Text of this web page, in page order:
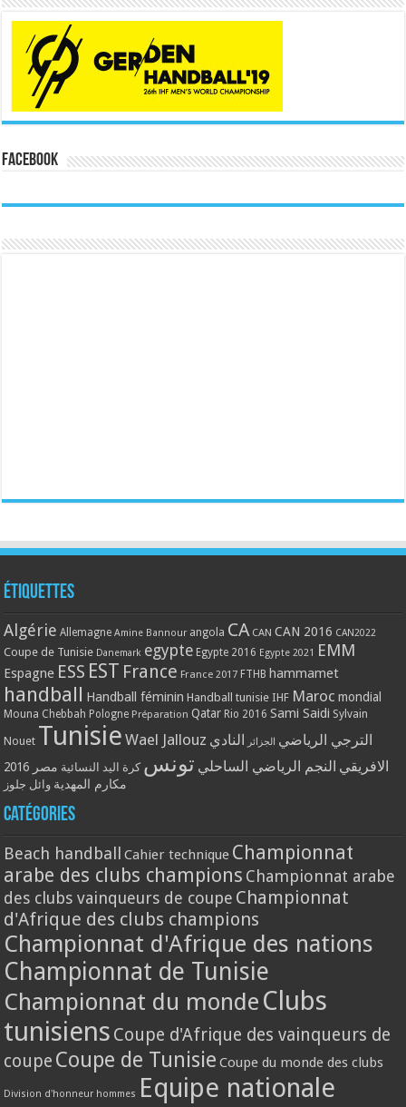
Facebook
Étiquettes
Algérie Allemagne Amine Bannour angola CA CAN CAN 2016 CAN2022
Coupe de Tunisie Danemark egypte Egypte 2016 Egypte 2021 EMM
Espagne ESS EST France France 2017 FTHB hammamet
handball Handball féminin Handball tunisie IHF Maroc mondial
Mouna Chebbah Pologne Préparation Qatar Rio 2016 Sami Saidi Sylvain
Nouet Tunisie Wael Jallouz الترجي الرياضي الجزائر
النادي
الافريقي النجم الرياضي الساحلي تونس كرة اليد النسائية مصر 2016
مكارم المهدية وائل جلوز
Catégories
Beach handball Cahier technique Championnat
arabe des clubs champions Championnat arabe
des clubs vainqueurs de coupe Championnat
d'Afrique des clubs champions
Championnat d'Afrique des nations
Championnat de Tunisie
Championnat du monde Clubs
tunisiens Coupe d'Afrique des vainqueurs de
coupe Coupe de Tunisie Coupe du monde des clubs
Division d'honneur hommes Equipe nationale